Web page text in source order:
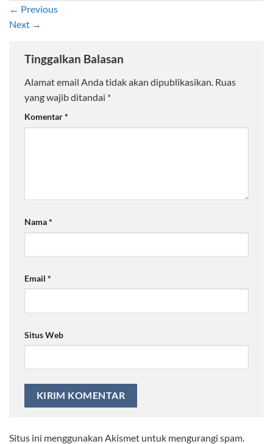
← Previous
Next →
Tinggalkan Balasan
Alamat email Anda tidak akan dipublikasikan. Ruas
yang wajib ditandai *
Komentar*
Nama*
Email *
Situs Web
Situs ini menggunakan Akismet untuk mengurangi spam.